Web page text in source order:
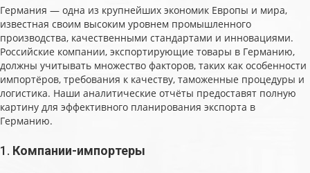
Германия — одна из крупнейших экономик Европы и мира,
известная своим высоким уровнем промышленного
производства, качественными стандартами и инновациями.
Российские компании, экспортирующие товары в Германию,
должны учитывать множество факторов, таких как особенности
импортёров, требования к качеству, таможенные процедуры и
логистика. Наши аналитические отчёты предоставят полную
картину для эффективного планирования экспорта в
Германию.
1. Компании-импортеры